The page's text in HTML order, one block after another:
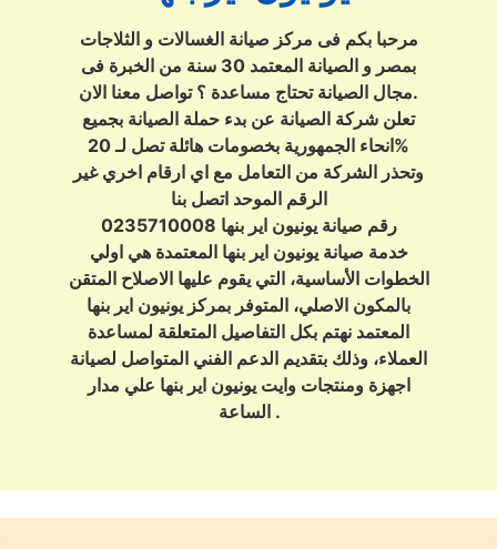
مرحبا بكم فى مركز صيانة الغسالات و الثلاجات
بمصر و الصيانة المعتمد 30 سنة من الخبرة فى
مجال الصيانة تحتاج مساعدة ؟ تواصل معنا الان.
تعلن شركة الصيانة عن بدء حملة الصيانة بجميع
انحاء الجمهورية بخصومات هائلة تصل لـ 20%
وتحذر الشركة من التعامل مع اي ارقام اخري غير
الرقم الموحد اتصل بنا
رقم صيانة يونيون اير بنها 0235710008
خدمة صيانة يونيون اير بنها المعتمدة هي اولي
الخطوات الأساسية، التي يقوم عليها الاصلاح المتقن
بالمكون الاصلي، المتوفر بمركز يونيون اير بنها
المعتمد نهتم بكل التفاصيل المتعلقة لمساعدة
العملاء، وذلك بتقديم الدعم الفني المتواصل لصيانة
اجهزة ومنتجات وايت يونيون اير بنها علي مدار
الساعة .